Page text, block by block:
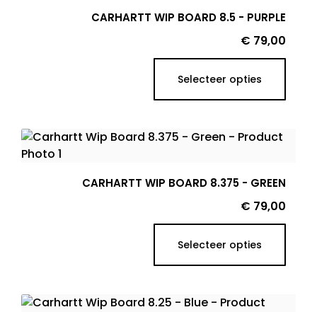
CARHARTT WIP BOARD 8.5 - PURPLE
Prijs
€ 79,00
Selecteer opties
CARHARTT WIP BOARD 8.375 - GREEN
Prijs
€ 79,00
Selecteer opties